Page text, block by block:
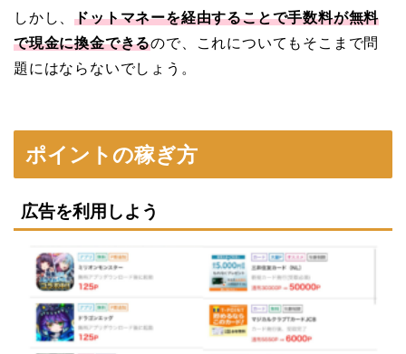
しかし、ドットマネーを経由することで手数料が無料
で現金に換金できるので、これについてもそこまで問
題にはならないでしょう。
ポイントの稼ぎ方
広告を利用しよう